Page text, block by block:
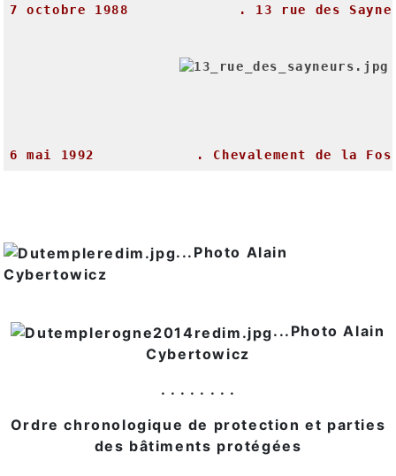
7 octobre 1988 . 13 rue des
6 mai 1992 . Chevalement de la
...Photo Alain
Cybertowicz
...Photo Alain
Cybertowicz
. . . . . . . .
Ordre chronologique de protection et parties
des bâtiments protégées